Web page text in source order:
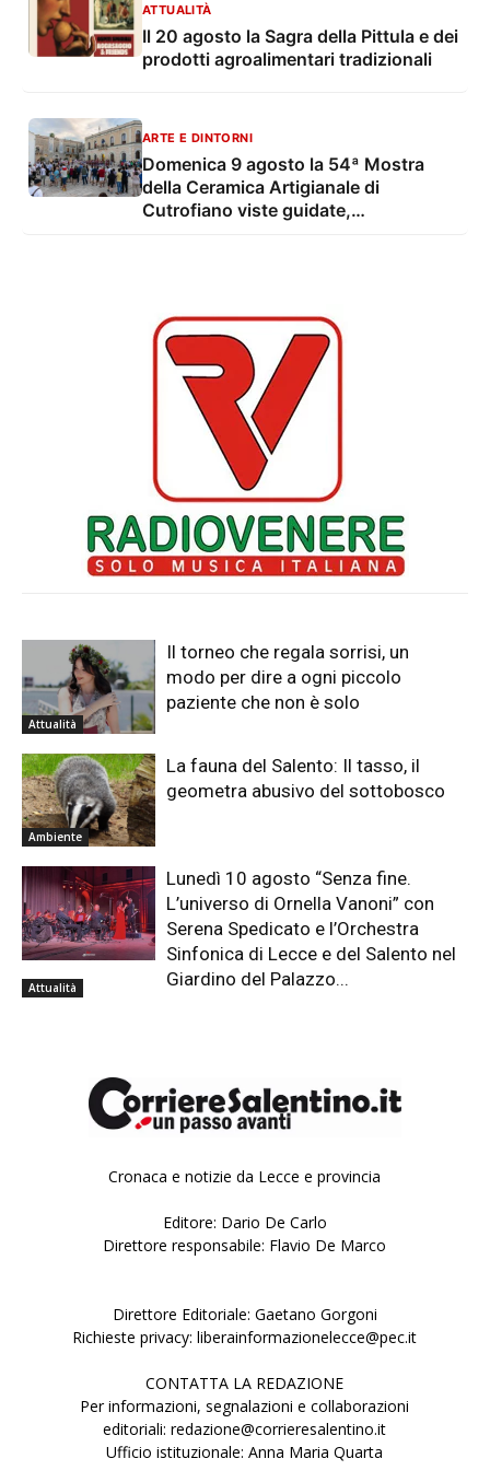
ATTUALITÀ
Il 20 agosto la Sagra della Pittula e dei
prodotti agroalimentari tradizionali
ARTE E DINTORNI
Domenica 9 agosto la 54ª Mostra
della Ceramica Artigianale di
Cutrofiano viste guidate,
Attualità
Il torneo che regala sorrisi, un
modo per dire a ogni piccolo
paziente che non è solo
Ambiente
La fauna del Salento: Il tasso, il
geometra abusivo del sottobosco
Attualità
Lunedì 10 agosto “Senza fine.
L’universo di Ornella Vanoni” con
Serena Spedicato e l’Orchestra
Sinfonica di Lecce e del Salento nel
Giardino del Palazzo...
Cronaca e notizie da Lecce e provincia
Editore: Dario De Carlo
Direttore responsabile: Flavio De Marco
Direttore Editoriale: Gaetano Gorgoni
Richieste privacy: liberainformazionelecce@pec.it
CONTATTA LA REDAZIONE
Per informazioni, segnalazioni e collaborazioni
editoriali: redazione@corrieresalentino.it
Ufficio istituzionale: Anna Maria Quarta